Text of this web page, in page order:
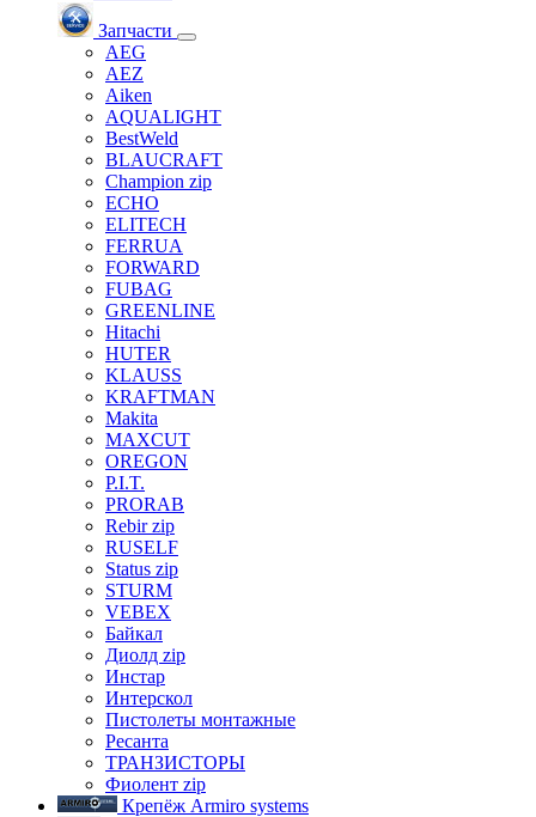
Запчасти
AEG
AEZ
Aiken
AQUALIGHT
BestWeld
BLAUCRAFT
Champion zip
ECHO
ELITECH
FERRUA
FORWARD
FUBAG
GREENLINE
Hitachi
HUTER
KLAUSS
KRAFTMAN
Makita
MAXCUT
OREGON
P.I.T.
PRORAB
Rebir zip
RUSELF
Status zip
STURM
VEBEX
Байкал
Диолд zip
Инстар
Интерскол
Пистолеты монтажные
Ресанта
ТРАНЗИСТОРЫ
Фиолент zip
Крепёж Armiro systems